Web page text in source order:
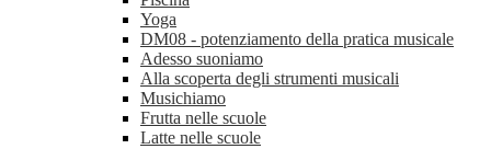
Yoga
DM08 - potenziamento della pratica musicale
Adesso suoniamo
Alla scoperta degli strumenti musicali
Musichiamo
Frutta nelle scuole
Latte nelle scuole